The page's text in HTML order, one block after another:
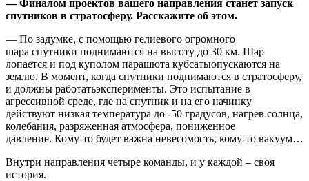
— Финалом проектов вашего направления станет запуск
спутников в стратосферу. Расскажите об этом.
— По задумке, с помощью гелиевого огромного
шара спутники поднимаются на высоту до 30 км. Шар
лопается и под куполом парашюта кубсатыопускаются на
землю. В момент, когда спутники поднимаются в стратосферу,
и должны работатьэксперименты. Это испытание в
агрессивной среде, где на спутник и на его начинку
действуют низкая температура до -50 градусов, нагрев солнца,
колебания, разряженная атмосфера, пониженное
давление. Кому-то будет важна невесомость, кому-то вакуум…
Внутри направления четыре команды, и у каждой – своя
история.